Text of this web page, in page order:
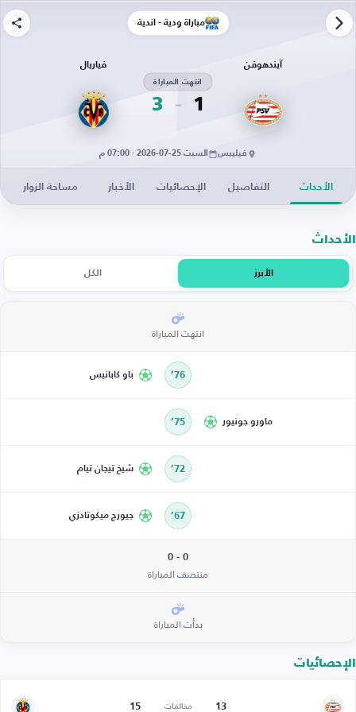
مباراة ودية - أندية
آيندهوفن
1
انتهت المباراة
3
فياريال
فيليبس السبت 25-07-2026 · 07:00 م
الأحداث التفاصيل الإحصائيات الأخبار مساحة الزوار
الأحداث
الأبرز الكل
انتهت المباراة
76’ باو كابانيس
ماورو جونيور 75’
72’ شيخ تيجان تيام
67’ جيورج ميكوتادزي
0 - 0
منتصف المباراة
بدأت المباراة
الإحصائيات
13 مخالفات 15